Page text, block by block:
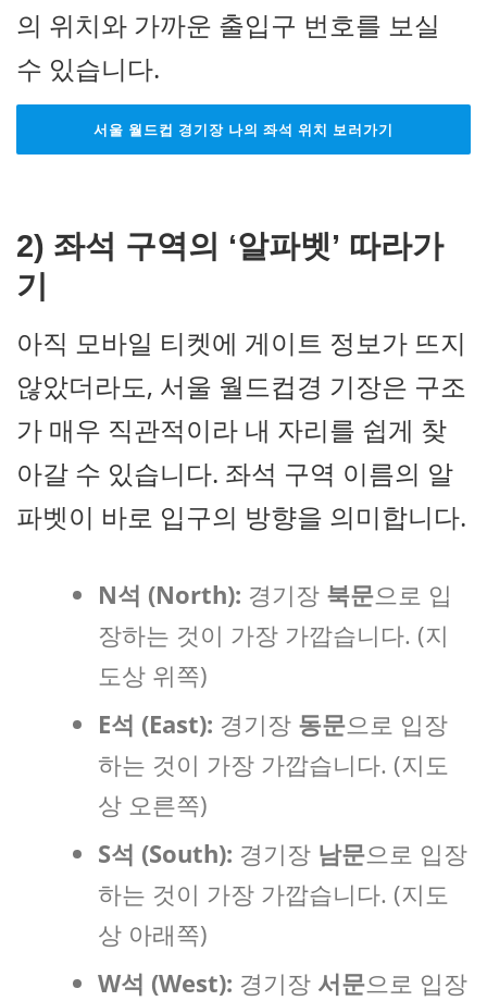
의 위치와 가까운 출입구 번호를 보실
수 있습니다.
서울 월드컵 경기장 나의 좌석 위치 보러가기
2) 좌석 구역의 ‘알파벳’ 따라가
기
아직 모바일 티켓에 게이트 정보가 뜨지
않았더라도, 서울 월드컵경 기장은 구조
가 매우 직관적이라 내 자리를 쉽게 찾
아갈 수 있습니다. 좌석 구역 이름의 알
파벳이 바로 입구의 방향을 의미합니다.
N석 (North): 경기장 북문으로 입
장하는 것이 가장 가깝습니다. (지
도상 위쪽)
E석 (East): 경기장 동문으로 입장
하는 것이 가장 가깝습니다. (지도
상 오른쪽)
S석 (South): 경기장 남문으로 입장
하는 것이 가장 가깝습니다. (지도
상 아래쪽)
W석 (West): 경기장 서문으로 입장